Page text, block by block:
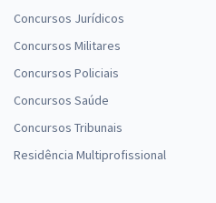
Concursos Jurídicos
Concursos Militares
Concursos Policiais
Concursos Saúde
Concursos Tribunais
Residência Multiprofissional